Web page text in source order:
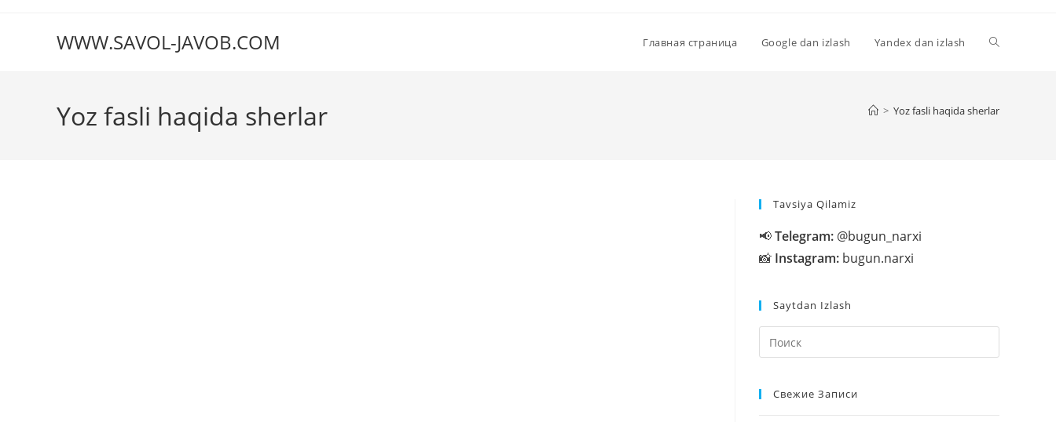
содержимомуWWW.SAVOL-JAVOB.COM Главная страница Google dan izlash Yandex dan izlash
Yoz fasli haqida sherlar > Yoz fasli haqida sherlar
Tavsiya Qilamiz
📢Telegram: @bugun_narxi
📸 Instagram: bugun.narxi
Saytdan Izlash
клавишу
Свежие Записи